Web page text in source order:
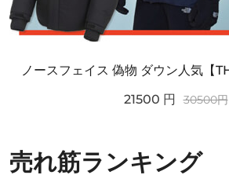
21500 円 30500円
売れ筋ランキング